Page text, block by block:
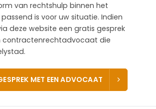
van rechtshulp binnen het
is voor uw situatie. Indien
deze website een gratis gesprek
contractenrechtadvocaat die
MET EEN ADVOCAAT